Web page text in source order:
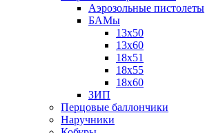
Аэрозольные пистолеты
БАМы
13х50
13х60
18х51
18х55
18х60
ЗИП
Перцовые баллончики
Наручники